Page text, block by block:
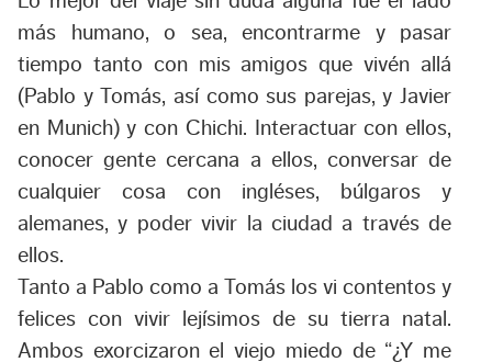
más humano, o sea, encontrarme y pasar
tiempo tanto con mis amigos que vivén allá
(Pablo y Tomás, así como sus parejas, y Javier
en Munich) y con Chichi. Interactuar con ellos,
conocer gente cercana a ellos, conversar de
cualquier cosa con ingléses, búlgaros y
alemanes, y poder vivir la ciudad a través de
ellos.
Tanto a Pablo como a Tomás los vi contentos y
felices con vivir lejísimos de su tierra natal.
Ambos exorcizaron el viejo miedo de “¿Y me